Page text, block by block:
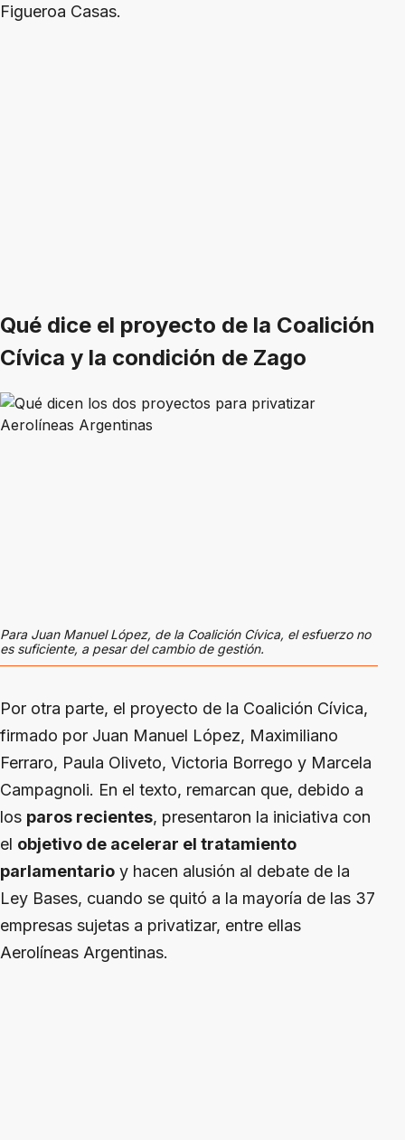
Figueroa Casas.
Qué dice el proyecto de la Coalición
Cívica y la condición de Zago
Para Juan Manuel López, de la Coalición Cívica, el esfuerzo no
es suficiente, a pesar del cambio de gestión.
Por otra parte, el proyecto de la Coalición Cívica,
firmado por Juan Manuel López, Maximiliano
Ferraro, Paula Oliveto, Victoria Borrego y Marcela
Campagnoli. En el texto, remarcan que, debido a
los paros recientes, presentaron la iniciativa con
el objetivo de acelerar el tratamiento
parlamentario y hacen alusión al debate de la
Ley Bases, cuando se quitó a la mayoría de las 37
empresas sujetas a privatizar, entre ellas
Aerolíneas Argentinas.